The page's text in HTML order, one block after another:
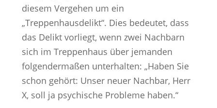
diesem Vergehen um ein
„Treppenhausdelikt“. Dies bedeutet, dass
das Delikt vorliegt, wenn zwei Nachbarn
sich im Treppenhaus über jemanden
folgendermaßen unterhalten: „Haben Sie
schon gehört: Unser neuer Nachbar, Herr
X, soll ja psychische Probleme haben.“